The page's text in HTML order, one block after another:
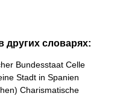
других словарях:
Bundesstaat Celle
Stadt in Spanien
Charismatische